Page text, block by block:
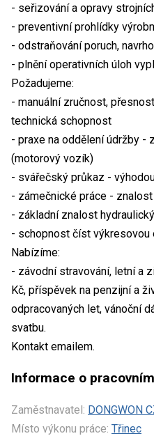
- seřizování a opravy
- preventivní prohlídky
- odstraňování poruch,
- plnění operativních úloh
Požadujeme:
- manuální zručnost,
technická schopnost
- praxe na oddělení údržby -
(motorový vozík)
- svářečský průkaz -
- zámečnické práce -
- základní znalost
- schopnost číst výkresovou
Nabízíme:
- závodní stravování, letní a
Kč, příspěvek na penzijní a
odpracovaných let, vánoční
svatbu.
Kontakt emailem.
Informace o
Zaměstnavatel: DONGWON
Místo výkonu práce: Třinec